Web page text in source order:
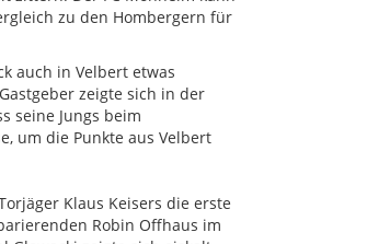
zu den Hombergern für
auch in Velbert etwas
zeigte sich in der
seine Jungs beim
um die Punkte aus Velbert
Klaus Keisers die erste
Robin Offhaus im